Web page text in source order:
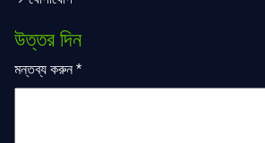
উত্তর দিন
মন্তব্য করুন*